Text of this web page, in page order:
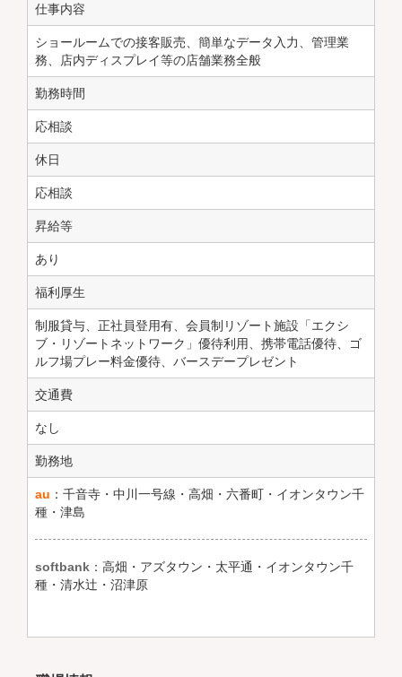
仕事内容
ショールームでの接客販売、簡単なデータ入力、管理業
務、店内ディスプレイ等の店舗業務全般
勤務時間
応相談
休日
応相談
昇給等
あり
福利厚生
制服貸与、正社員登用有、会員制リゾート施設「エクシ
ブ・リゾートネットワーク」優待利用、携帯電話優待、ゴ
ルフ場プレー料金優待、バースデープレゼント
交通費
なし
勤務地
au ：千音寺・中川一号線・高畑・六番町・イオンタウン千
種・津島
softbank ：高畑・アズタウン・太平通・イオンタウン千
種・清水辻・沼津原